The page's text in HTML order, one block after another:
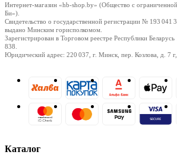
Интернет-магазин «hb-shop.by» (Общество с
Би»).
Свидетельство о государственной регистрации № 193 041
выдано Минским горисполкомом.
Зарегистрирован в Торговом реестре Республики Беларусь
838.
Юридический адрес: 220 037, г. Минск, пер. Козлова, д. 7
Каталог